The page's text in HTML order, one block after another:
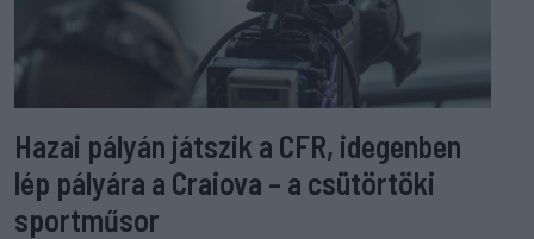
Hazai pályán játszik a CFR, idegenben
lép pályára a Craiova – a csütörtöki
sportműsor